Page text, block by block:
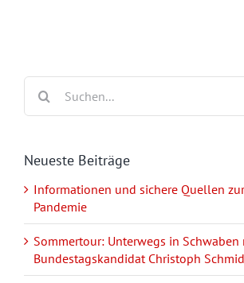
nach:
Neueste Beiträge
Informationen und sichere Quellen
Pandemie
Sommertour: Unterwegs in Schwaben
Bundestagskandidat Christoph Schmid